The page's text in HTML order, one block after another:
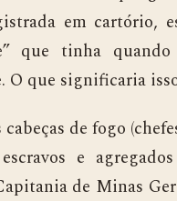
em cartório,
que tinha
O que significaria
de fogo (chefes
e
de Minas